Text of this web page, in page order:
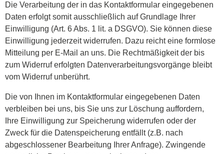
Die Verarbeitung der in das Kontaktformular eingegebenen
Daten erfolgt somit ausschließlich auf Grundlage Ihrer
Einwilligung (Art. 6 Abs. 1 lit. a DSGVO). Sie können diese
Einwilligung jederzeit widerrufen. Dazu reicht eine formlose
Mitteilung per E-Mail an uns. Die Rechtmäßigkeit der bis
zum Widerruf erfolgten Datenverarbeitungsvorgänge bleibt
vom Widerruf unberührt.
Die von Ihnen im Kontaktformular eingegebenen Daten
verbleiben bei uns, bis Sie uns zur Löschung auffordern,
Ihre Einwilligung zur Speicherung widerrufen oder der
Zweck für die Datenspeicherung entfällt (z.B. nach
abgeschlossener Bearbeitung Ihrer Anfrage). Zwingende